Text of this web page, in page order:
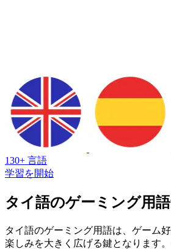
130+ 言語
学習を開始
タイ語のゲーミング用
タイ語のゲーミング用語は、ゲーム
楽しみを大きく広げる鍵となります